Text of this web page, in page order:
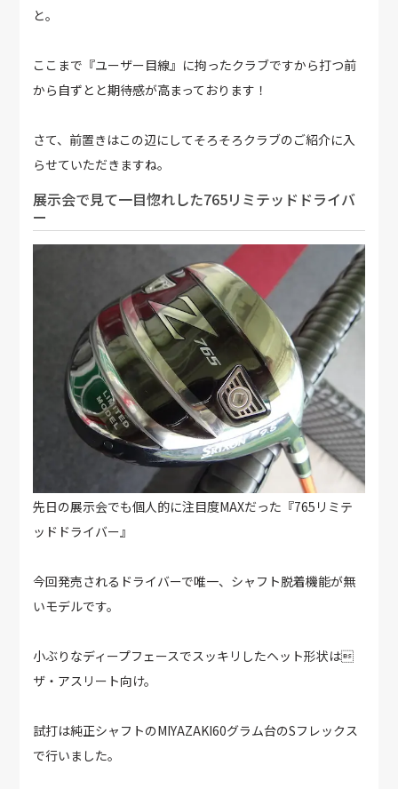
と。
ここまで『ユーザー目線』に拘ったクラブですから打つ前
から自ずとと期待感が高まっております！
さて、前置きはこの辺にしてそろそろクラブのご紹介に入
らせていただきますね。
展示会で見て一目惚れした765リミテッドドライバ
ー
先日の展示会でも個人的に注目度MAXだった『765リミテ
ッドドライバー』
今回発売されるドライバーで唯一、シャフト脱着機能が無
いモデルです。
小ぶりなディープフェースでスッキリしたヘット形状は
ザ・アスリート向け。
試打は純正シャフトのMIYAZAKI60グラム台のSフレックス
で行いました。